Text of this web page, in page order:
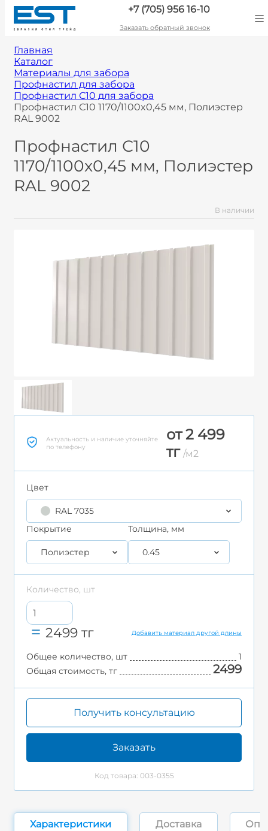
+7 (705) 956 16-10
Заказать обратный звонок
Главная
Каталог
Материалы для забора
Профнастил для забора
Профнастил С10 для забора
Профнастил С10 1170/1100x0,45 мм, Полиэстер
RAL 9002
Профнастил С10
1170/1100x0,45 мм, Полиэстер
RAL 9002
В наличии
Актуальность и наличие уточняйте
по телефону
от 2 499
тг/м2
Цвет
RAL 7035
Покрытие
Полиэстер
Толщина, мм
0.45
Количество, шт
2499 тг Добавить материал другой длины
Общее количество, шт
1
Общая стоимость, тг
2499
Получить консультацию
Заказать
Код товара: 003-0355
Характеристики Доставка